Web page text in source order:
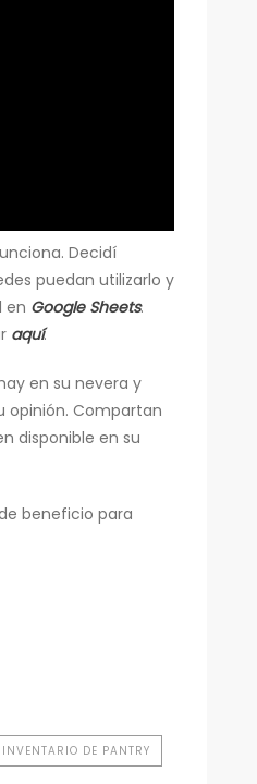
Decidí
puedan utilizarlo y
en Google Sheets.
aquí.
en su nevera y
opinión. Compartan
disponible en su
beneficio para
INVENTARIO DE PANTRY